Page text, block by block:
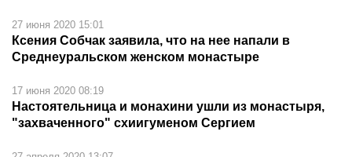
27 июня 2020 15:01
Ксения Собчак заявила, что на нее напали в
Среднеуральском женском монастыре
17 июня 2020 08:19
Настоятельница и монахини ушли из монастыря,
"захваченного" схиигуменом Сергием